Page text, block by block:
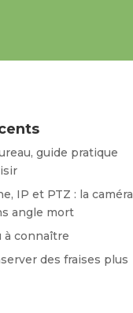
guide pratique
IP et PTZ : la caméra
angle mort
à connaître
des fraises plus